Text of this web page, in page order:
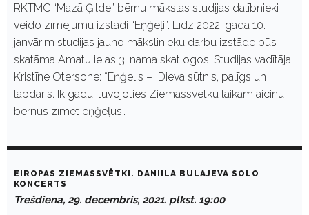
RKTMC “Mazā Ģilde” bērnu mākslas studijas dalībnieki
veido zīmējumu izstādi “Eņģeļi”. Līdz 2022. gada 10.
janvārim studijas jauno mākslinieku darbu izstāde būs
skatāma Amatu ielas 3. nama skatlogos. Studijas vadītāja
Kristīne Otersone: “Eņģelis – Dieva sūtnis, palīgs un
labdaris. Ik gadu, tuvojoties Ziemassvētku laikam aicinu
bērnus zīmēt eņģeļus…
EIROPAS ZIEMASSVĒTKI. DANIILA BULAJEVA SOLO
KONCERTS
Trešdiena, 29. decembris, 2021. plkst. 19:00